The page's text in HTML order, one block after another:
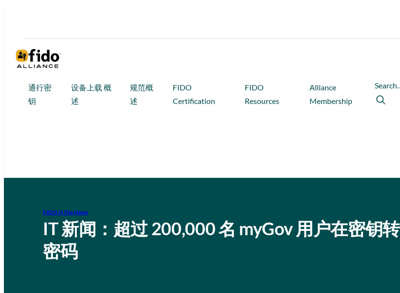
通行密
钥
设备上载 概
述
规范概
述
FIDO
Certification
FIDO
Resources
Alliance
Membership
FIDO in the News
IT 新闻：超过 200,000 名 myGov 用户在密钥
密码